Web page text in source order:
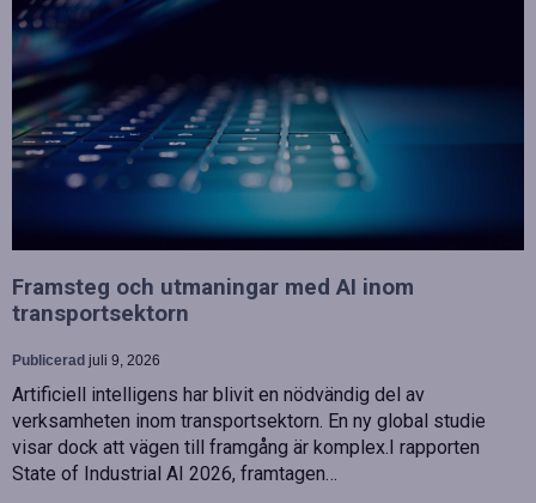
Framsteg och utmaningar med AI inom
transportsektorn
Publicerad juli 9, 2026
Artificiell intelligens har blivit en nödvändig del av
verksamheten inom transportsektorn. En ny global studie
visar dock att vägen till framgång är komplex.I rapporten
State of Industrial AI 2026, framtagen…